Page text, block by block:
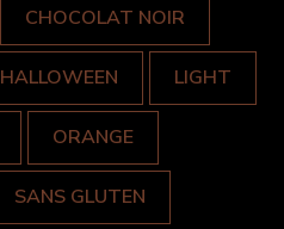
CHOCOLAT NOIR
HALLOWEEN LIGHT
ORANGE
SANS GLUTEN